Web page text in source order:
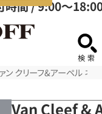
時間 / 9:00～
サ
クリーフ&アーペル ネ
Van Cleef &